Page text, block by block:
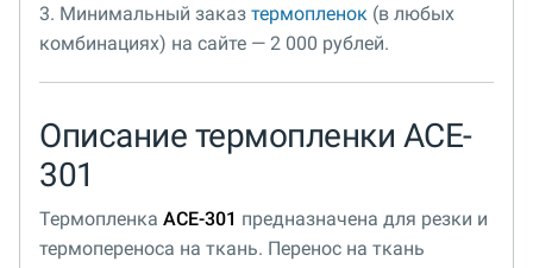
3. Минимальный заказ термопленок (в любых
комбинациях) на сайте — 2 000 рублей.
Описание термопленки ACE-
301
Термопленка ACE-301 предназначена для резки и
термопереноса на ткань. Перенос на ткань